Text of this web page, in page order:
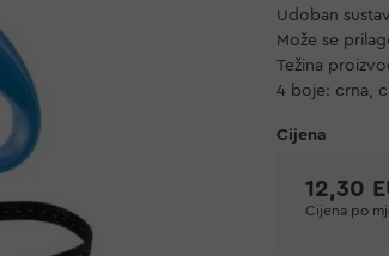
Udoban
Može se
Težina
4 boje: crna,
12,30
Cijena po